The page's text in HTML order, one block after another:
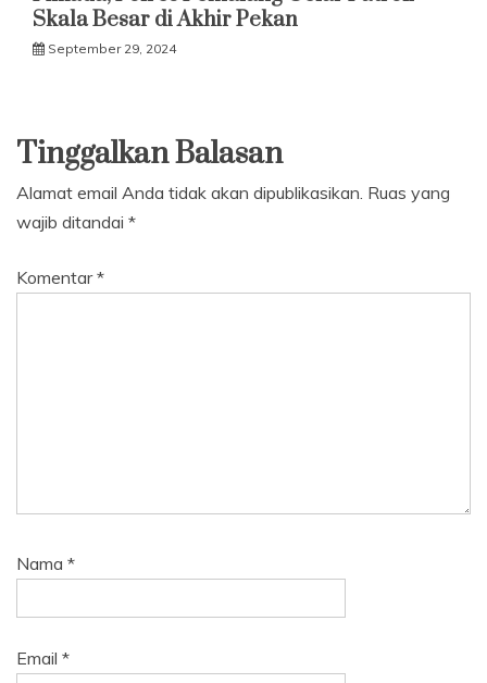
Skala Besar di Akhir Pekan
September 29, 2024
Tinggalkan Balasan
Alamat email Anda tidak akan dipublikasikan. Ruas yang
wajib ditandai *
Komentar*
Nama *
Email *